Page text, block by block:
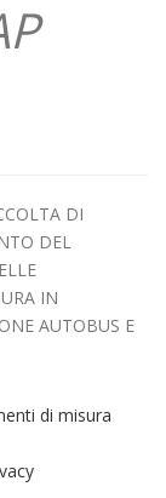
DI
DEL
IN
AUTOBUS E
di misura